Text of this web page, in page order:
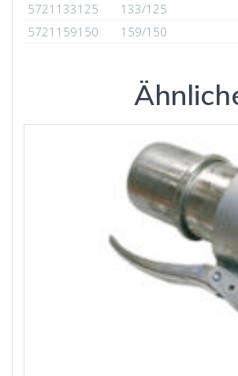
5721133125
133/125
5721159150
159/150